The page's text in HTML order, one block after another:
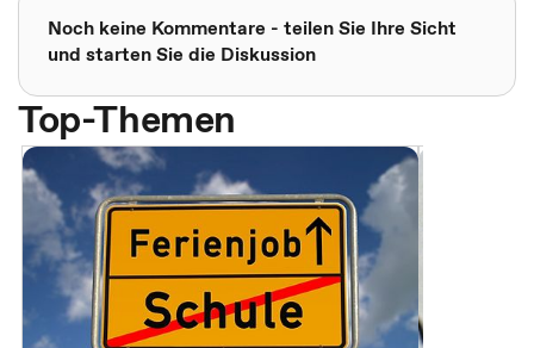
Noch keine Kommentare - teilen Sie Ihre Sicht
und starten Sie die Diskussion
Top-Themen